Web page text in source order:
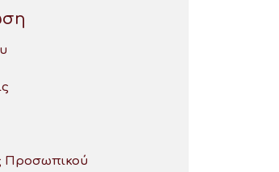
Προσωπικού